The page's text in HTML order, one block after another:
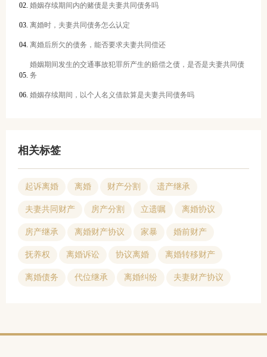
婚姻存续期间内的赌债是夫妻共同债务吗
离婚时，夫妻共同债务怎么认定
离婚后所欠的债务，能否要求夫妻共同偿还
婚姻期间发生的交通事故犯罪所产生的赔偿之债，是否是夫妻共同债
务
婚姻存续期间，以个人名义借款算是夫妻共同债务吗
相关标签
起诉离婚 离婚 财产分割 遗产继承
夫妻共同财产 房产分割 立遗嘱 离婚协议
房产继承 离婚财产协议 家暴 婚前财产
抚养权 离婚诉讼 协议离婚 离婚转移财产
离婚债务 代位继承 离婚纠纷 夫妻财产协议